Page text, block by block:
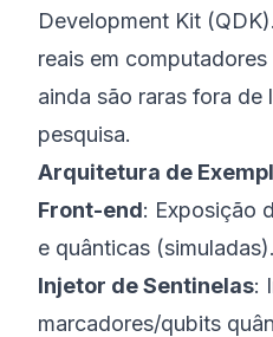
Development Kit
reais em
ainda são raras fora de
pesquisa.
Arquitetura de
Front-end: Exposição
e quânticas (simuladas).
Injetor de Sentinelas:
marcadores/qubits